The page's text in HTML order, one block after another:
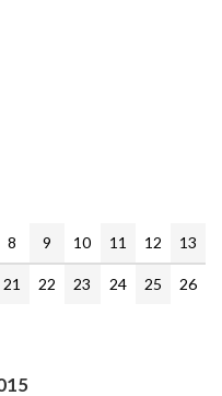
8 9 10 11 12 13
21 22 23 24 25
26